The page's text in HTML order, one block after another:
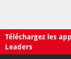
Téléchargez les
Leaders